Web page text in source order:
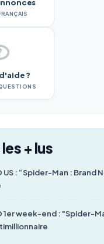
?
+ lus
US : “Spider-Man : Brand
1er week-end : "Spider-